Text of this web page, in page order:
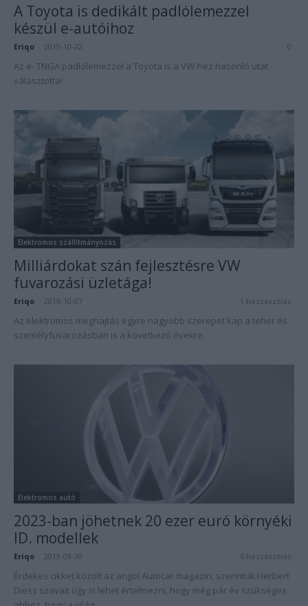
A Toyota is dedikált padlólemezzel
készül e-autóihoz
Eriqo 2019-10-22 0
Az e- TNGA padlólemezzel a Toyota is a VW-hez hasonló utat
választotta!
Elektromos szállítmányozás
Milliárdokat szán fejlesztésre VW
fuvarozási üzletága!
Eriqo 2019-10-07 1 hozzászólás
Az elektromos meghajtás egyre nagyobb szerepet kap a teher és
személyfuvarozásban is a következő évekre.
Elektromos autó
2023-ban jöhetnek 20 ezer euró környéki
ID. modellek
Eriqo 2019-09-30 0 hozzászólás
Érdekes cikket közölt az angol Autocar magazin, szerintük Herbert
Diess szavait úgy is lehet értelmezni, hogy még pár év szükséges